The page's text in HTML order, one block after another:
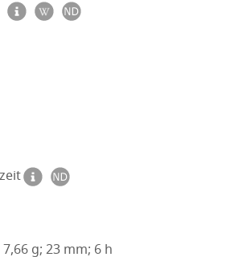
7,66 g; 23 mm; 6 h